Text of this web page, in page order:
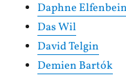
Daphne Elfenbein
Das Wil
David Telgin
Demien Bartók